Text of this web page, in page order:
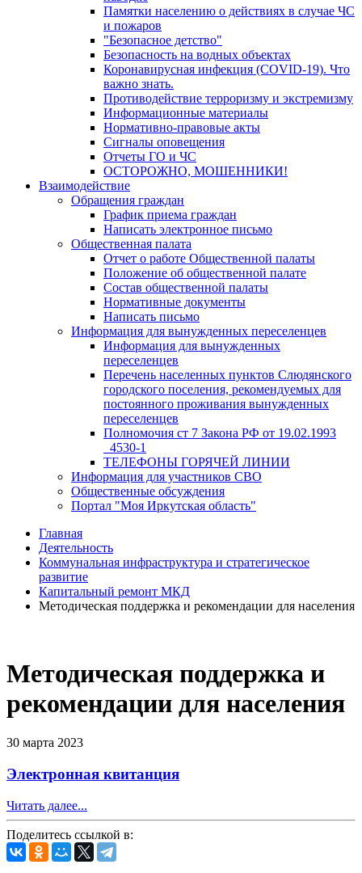
Памятки населению о действиях в случае ЧС
и пожаров
"Безопасное детство"
Безопасность на водных объектах
Коронавирусная инфекция (COVID-19). Что
важно знать.
Противодействие терроризму и экстремизму
Информационные материалы
Нормативно-правовые акты
Сигналы оповещения
Отчеты ГО и ЧС
ОСТОРОЖНО, МОШЕННИКИ!
Взаимодействие
Обращения граждан
График приема граждан
Написать электронное письмо
Общественная палата
Отчет о работе Общественной палаты
Положение об общественной палате
Состав общественной палаты
Нормативные документы
Написать письмо
Информация для вынужденных переселенцев
Информация для вынужденных
переселенцев
Перечень населенных пунктов Слюдянского
городского поселения, рекомендуемых для
постоянного проживания вынужденных
переселенцев
Полномочия ст 7 Закона РФ от 19.02.1993
_4530-1
ТЕЛЕФОНЫ ГОРЯЧЕЙ ЛИНИИ
Информация для участников СВО
Общественные обсуждения
Портал "Моя Иркутская область"
Главная
Деятельность
Коммунальная инфраструктура и стратегическое
развитие
Капитальный ремонт МКД
Методическая поддержка и рекомендации для населения
Методическая поддержка и
рекомендации для населения
30 марта 2023
Электронная квитанция
Читать далее...
Поделитесь ссылкой в: